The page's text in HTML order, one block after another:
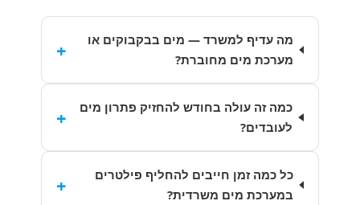
מה עדיף למשרד — מים בבקבוקים או
מערכת מים מחוברת?
+
כמה זה עולה בחודש להחזיק פתרון מים
לעובדים?
+
כל כמה זמן חייבים להחליף פילטרים
במערכת מים משרדית?
+